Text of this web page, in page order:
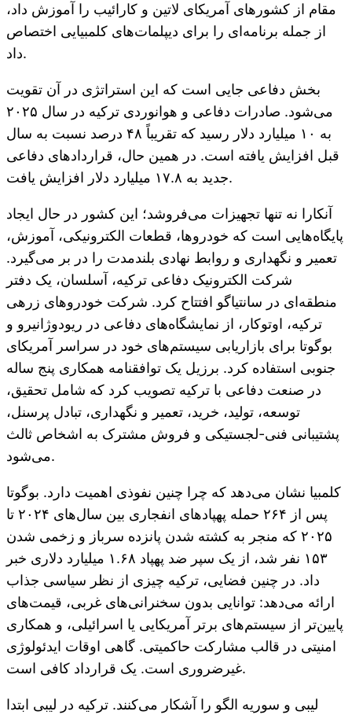
مقام از کشورهای آمریکای لاتین و کارائیب را آموزش داد،
از جمله برنامه‌ای را برای دیپلمات‌های کلمبیایی اختصاص
داد.
بخش دفاعی جایی است که این استراتژی در آن تقویت
می‌شود. صادرات دفاعی و هوانوردی ترکیه در سال ۲۰۲۵
به ۱۰ میلیارد دلار رسید که تقریباً ۴۸ درصد نسبت به سال
قبل افزایش یافته است. در همین حال، قراردادهای دفاعی
جدید به ۱۷.۸ میلیارد دلار افزایش یافت.
آنکارا نه تنها تجهیزات می‌فروشد؛ این کشور در حال ایجاد
پایگاه‌هایی است که خودروها، قطعات الکترونیکی، آموزش،
تعمیر و نگهداری و روابط نهادی بلندمدت را در بر می‌گیرد.
شرکت الکترونیک دفاعی ترکیه، آسلسان، یک دفتر
منطقه‌ای در سانتیاگو افتتاح کرد. شرکت خودروهای زرهی
ترکیه، اوتوکار، از نمایشگاه‌های دفاعی در ریودوژانیرو و
بوگوتا برای بازاریابی سیستم‌های خود در سراسر آمریکای
جنوبی استفاده کرد. برزیل یک توافقنامه همکاری پنج ساله
در صنعت دفاعی با ترکیه تصویب کرد که شامل تحقیق،
توسعه، تولید، خرید، تعمیر و نگهداری، تبادل پرسنل،
پشتیبانی فنی-لجستیکی و فروش مشترک به اشخاص ثالث
می‌شود.
کلمبیا نشان می‌دهد که چرا چنین نفوذی اهمیت دارد. بوگوتا
پس از ۲۶۴ حمله پهپادهای انفجاری بین سال‌های ۲۰۲۴ تا
۲۰۲۵ که منجر به کشته شدن پانزده سرباز و زخمی شدن
۱۵۳ نفر شد، از یک سپر ضد پهپاد ۱.۶۸ میلیارد دلاری خبر
داد. در چنین فضایی، ترکیه چیزی از نظر سیاسی جذاب
ارائه می‌دهد: توانایی بدون سخنرانی‌های غربی، قیمت‌های
پایین‌تر از سیستم‌های برتر آمریکایی یا اسرائیلی، و همکاری
امنیتی در قالب مشارکت حاکمیتی. گاهی اوقات ایدئولوژی
غیرضروری است. یک قرارداد کافی است.
لیبی و سوریه الگو را آشکار می‌کنند. ترکیه در لیبی ابتدا